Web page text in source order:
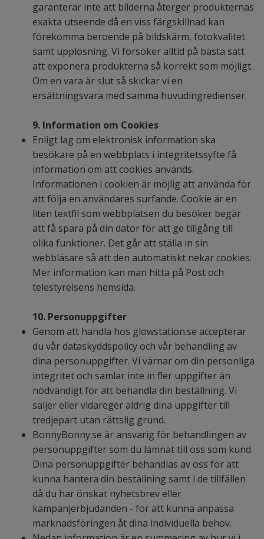
garanterar inte att bilderna återger produkternas
exakta utseende då en viss färgskillnad kan
förekomma beroende på bildskärm, fotokvalitet
samt upplösning. Vi försöker alltid på bästa sätt
att exponera produkterna så korrekt som möjligt.
Om en vara är slut så skickar vi en
ersättningsvara med samma huvudingredienser.
9. Information om Cookies
Enligt lag om elektronisk information ska
besökare på en webbplats i integritetssyfte få
information om att cookies används.
Informationen i cookien är möjlig att använda för
att följa en användares surfande. Cookie är en
liten textfil som webbplatsen du besöker begär
att få spara på din dator för att ge tillgång till
olika funktioner. Det går att ställa in sin
webbläsare så att den automatiskt nekar cookies.
Mer information kan man hitta på Post och
telestyrelsens hemsida.
10. Personuppgifter
Genom att handla hos glowstation.se accepterar
du vår dataskyddspolicy och vår behandling av
dina personuppgifter. Vi värnar om din personliga
integritet och samlar inte in fler uppgifter än
nödvändigt för att behandla din beställning. Vi
säljer eller vidareger aldrig dina uppgifter till
tredjepart utan rättslig grund.
BonnyBonny.se är ansvarig för behandlingen av
personuppgifter som du lämnat till oss som kund.
Dina personuppgifter behandlas av oss för att
kunna hantera din beställning samt i de tillfällen
då du har önskat nyhetsbrev eller
kampanjerbjudanden - för att kunna anpassa
marknadsföringen åt dina individuella behov.